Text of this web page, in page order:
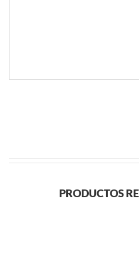
PRODUCTOS